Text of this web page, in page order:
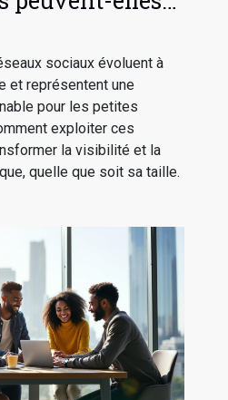
tendances des
sociaux ?
sociaux évoluent à
et représentent une
pour les petites
exploiter ces
la visibilité et la
quelle que soit sa taille.